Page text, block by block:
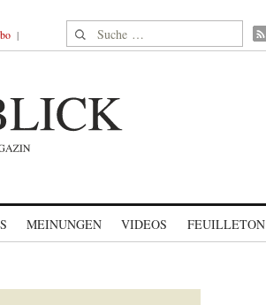
Suche nach:
MEINUNGEN VIDEOS FEUILLETON